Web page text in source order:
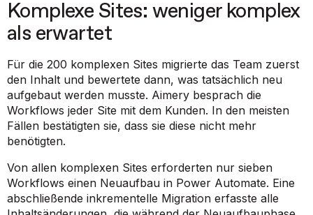
Komplexe Sites: weniger komplex
als erwartet
Für die 200 komplexen Sites migrierte das Team zuerst
den Inhalt und bewertete dann, was tatsächlich neu
aufgebaut werden musste. Aimery besprach die
Workflows jeder Site mit dem Kunden. In den meisten
Fällen bestätigten sie, dass sie diese nicht mehr
benötigten.
Von allen komplexen Sites erforderten nur sieben
Workflows einen Neuaufbau in Power Automate. Eine
abschließende inkrementelle Migration erfasste alle